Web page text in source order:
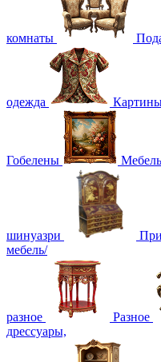
комнаты
одежда
Гобелены Мебель
шинуазри
мебель/
разное Разное
дрессуары,